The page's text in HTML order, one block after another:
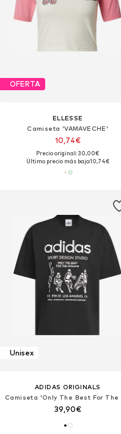
OFERTA
ELLESSE
Camiseta 'VAMAVECHE'
10,74€
Precio original: 30,00€
Último precio más bajo:10,74€
Unisex
ADIDAS ORIGINALS
39,90€